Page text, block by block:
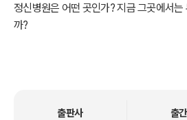
정신병원은 어떤 곳인가? 지금 그곳에서
까?
우리나라의 영화들이 다양한 소재와 다양
출판사
출